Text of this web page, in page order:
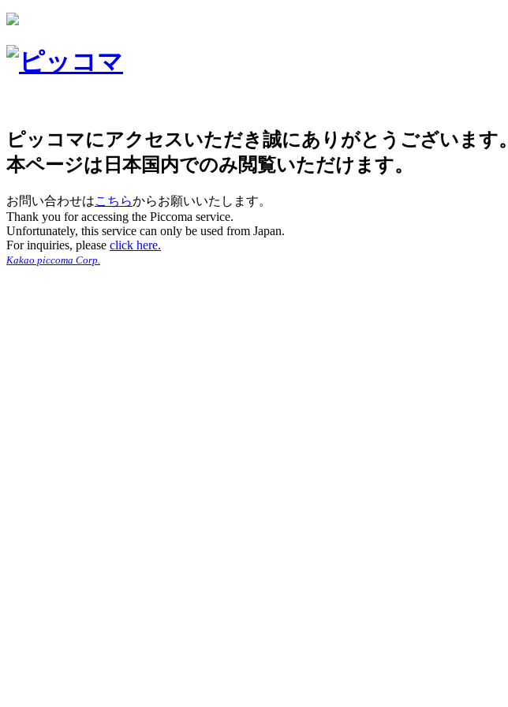
ピッコマにアクセスいただき誠にありがとうございます。
本ページは日本国内でのみ閲覧いただけます。
お問い合わせはこちらからお願いいたします。
Thank you for accessing the Piccoma service.
Unfortunately, this service can only be used from Japan.
For inquiries, please click here.
Kakao piccoma Corp.